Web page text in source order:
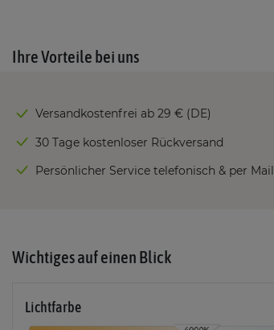
Ihre Vorteile bei uns
Versandkostenfrei ab 29 € (DE)
30 Tage kostenloser Rückversand
Persönlicher Service telefonisch & per Mail
Wichtiges auf einen Blick
Lichtfarbe